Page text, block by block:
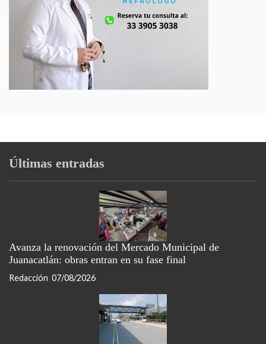
Últimas entradas
Avanza la renovación del Mercado Municipal de
Juanacatlán: obras entran en su fase final
Redacción 07/08/2026